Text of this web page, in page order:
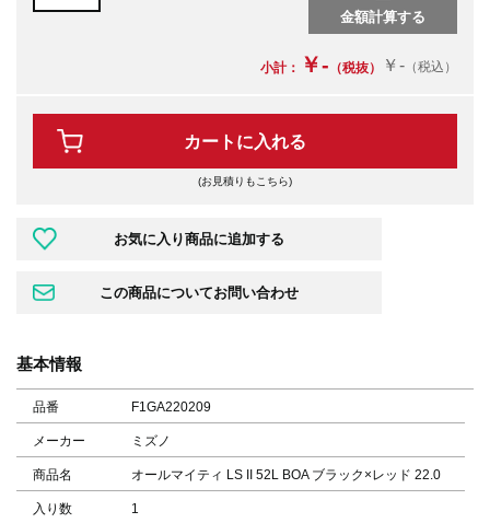
小計： ￥- （税抜） ￥- （税込）
カートに入れる
(お見積りもこちら)
基本情報
品番 F1GA220209
メーカー ミズノ
商品名 オールマイティ LS II 52L BOA ブラック×レッド 22.0
入り数 1